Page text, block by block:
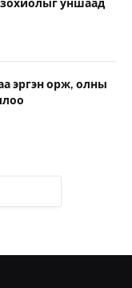
уншаад
эргэн орж, олны